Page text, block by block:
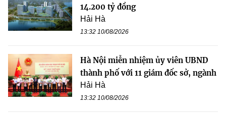
14.200 tỷ đồng
Hải Hà
13:32 10/08/2026
Hà Nội miễn nhiệm ủy viên UBND
thành phố với 11 giám đốc sở, ngành
Hải Hà
13:32 10/08/2026